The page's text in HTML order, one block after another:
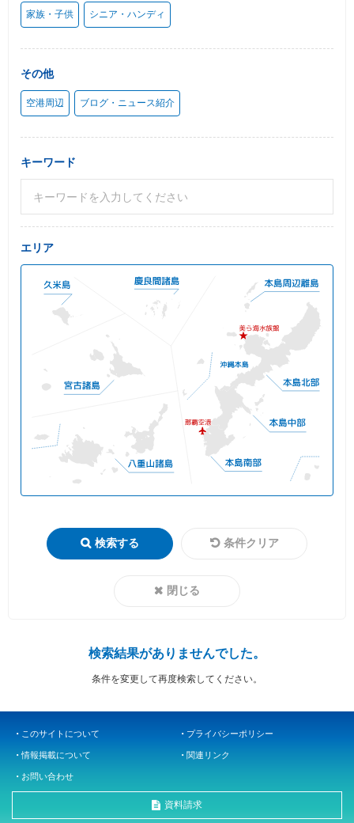
家族・子供 シニア・ハンディ
その他
空港周辺 ブログ・ニュース紹介
キーワード
エリア
検索する 条件クリア
閉じる
検索結果がありませんでした。
条件を変更して再度検索してください。
このサイトについて プライバシーポリシー
情報掲載について 関連リンク
お問い合わせ
資料請求